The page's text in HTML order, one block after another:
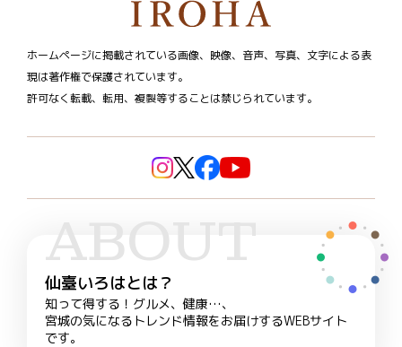
ホームページに掲載されている画像、映像、音声、写真、文字による表
現は著作権で保護されています。
許可なく転載、転用、複製等することは禁じられています。
ABOUT
仙臺いろはとは？
知って得する！グルメ、健康…、
宮城の気になるトレンド情報をお届けするWEBサイト
です。